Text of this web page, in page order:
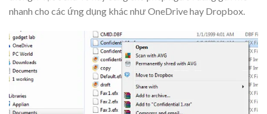
nhanh cho các ứng dụng khác như OneDrive hay Dropbox.